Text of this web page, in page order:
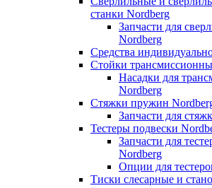
станки Nordberg
Запчасти для
Nordberg
Средства
Стойки
Насадки для
Nordberg
Стяжки пружин
Запчасти для
Тестеры подвески
Запчасти для
Nordberg
Опции для
Тиски слесарные и